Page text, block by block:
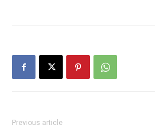
Previous article